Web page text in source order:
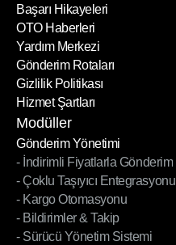
Son Bloglar
Başarı Hikayeleri
Başarı Hikayeleri
OTO Haberleri
OTO Haberleri
Yardım Merkezi
Yardım Merkezi
Gönderim Rotaları
Gönderim Rotaları
Gizlilik Politikası
Gizlilik Politikası
Hizmet Şartları
Hizmet Şartları
Modüller
Gönderim Yönetimi
Gönderim Yönetimi
- İndirimli Fiyatlarla Gönderim
- İndirimli Fiyatlarla Gönderim
- Çoklu Taşıyıcı Entegrasyonu
- Çoklu Taşıyıcı Entegrasyonu
- Kargo Otomasyonu
- Kargo Otomasyonu
- Bildirimler & Takip
- Bildirimler & Takip
- Sürücü Yönetim Sistemi